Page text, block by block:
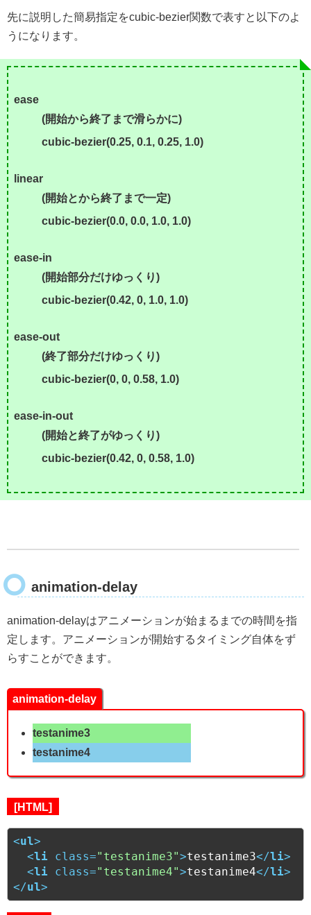
先に説明した簡易指定をcubic-bezier関数で表すと以下のよ
うになります。
ease
(開始から終了まで滑らかに)
cubic-bezier(0.25, 0.1, 0.25, 1.0)
linear
(開始とから終了まで一定)
cubic-bezier(0.0, 0.0, 1.0, 1.0)
ease-in
(開始部分だけゆっくり)
cubic-bezier(0.42, 0, 1.0, 1.0)
ease-out
(終了部分だけゆっくり)
cubic-bezier(0, 0, 0.58, 1.0)
ease-in-out
(開始と終了がゆっくり)
cubic-bezier(0.42, 0, 0.58, 1.0)
animation-delay
animation-delayはアニメーションが始まるまでの時間を指
定します。アニメーションが開始するタイミング自体をず
らすことができます。
animation-delay
testanime3
testanime4
[HTML]
<ul>
<li class="testanime3">testanime3</li>
<li class="testanime4">testanime4</li>
</ul>